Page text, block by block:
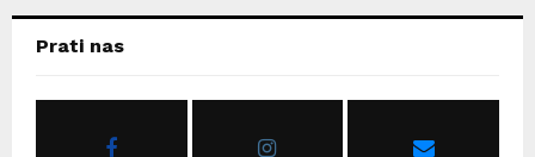
hPrati nas